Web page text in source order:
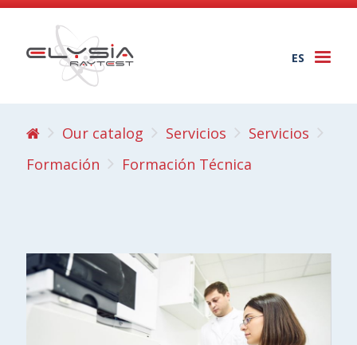
ES
Our catalog Servicios
Servicios
Formación
Formación Técnica